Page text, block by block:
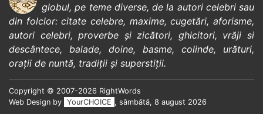
globul, pe teme diverse, de la autori celebrisau
din folclor:citate celebre, maxime,cugetări,aforisme,
autori celebri,proverbe și zicători, ghicitori, vrăji si
descântece, balade, doine, basme, colinde, urături,
orații de nuntă, tradiții și superstiții.
Copyright © 2007-2026 RightWords
Web Design by
YourCHOICE , sâmbătă, 8 august 2026